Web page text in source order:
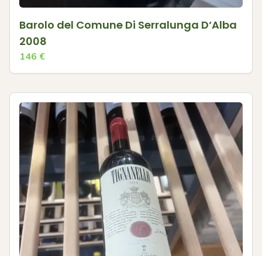
Barolo del Comune Di Serralunga D‘Alba
2008
146 €